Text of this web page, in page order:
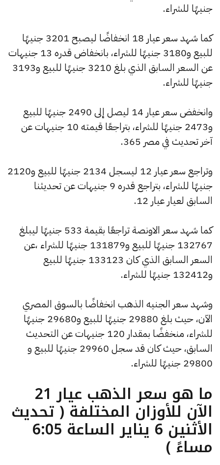
جنيهًا للشراء.
كما شهد سعر عيار 18 انخفاضًا ليصبح 3201 جنيهًا
للبيع و3180 جنيهًا للشراء، بانخفاض قدره 13 جنيهات
عن السعر السابق الذي بلغ 3210 جنيهًا للبيع و3193
جنيهًا للشراء.
وانخفض سعر عيار 14 ليصل إلى 2490 جنيهًا للبيع
و2473 جنيهًا للشراء، بتراجعًا قيمته 10 جنيهات عن
آخر تحديث في مصر 365.
وتراجع سعر عيار 12 ليسجل 2134 جنيهًا للبيع و2120
جنيهًا للشراء، بتراجع قدره 9 جنيهات عن تحديثنا
السابق لعيار عيار 12.
كما شهد سعر الاونصة تراجعًا بقيمة 533 جنيهًا ليبلغ
132767 جنيهًا للبيع و131879 جنيهًا للشراء ،عن
السعر السابق الذي كان 133123 جنيهًا للبيع
و132412 جنيهًا للشراء.
وشهد سعر الجنيه الذهب انخفاضًا بالسوق المصري
الآن، حيث بلغ 29880 جنيهًا للبيع و29680 جنيهًا
للشراء، منخفضًا بمقدار 120 جنيهات عن التحديث
السابق، حيث كان قد سجل 29960 جنيهًا للبيع و
29800 جنيهًا للشراء.
ما هو سعر الذهب عيار 21
الآن للأوزان المختلفة ( تحديث
الأثنين 6 يناير الساعة 6:05
مساءً )